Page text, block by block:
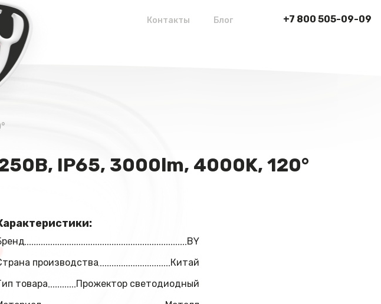
+7 800 505-09-09
Контакты Блог
IP65, 3000lm, 4000K, 120°
BY
производства
Китай
товара
Прожектор светодиодный